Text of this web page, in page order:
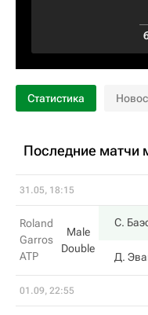
Статистика
Последние матчи
31.05, 18:15
Roland
Garros
ATP
Male
Double
С.
Д.
01.09, 22:55